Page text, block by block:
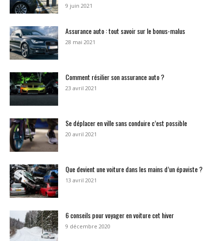
9 juin 2021
Assurance auto : tout savoir sur le bonus-malus
28 mai 2021
Comment résilier son assurance auto ?
23 avril 2021
Se déplacer en ville sans conduire c’est possible
20 avril 2021
Que devient une voiture dans les mains d’un épaviste ?
13 avril 2021
6 conseils pour voyager en voiture cet hiver
9 décembre 2020